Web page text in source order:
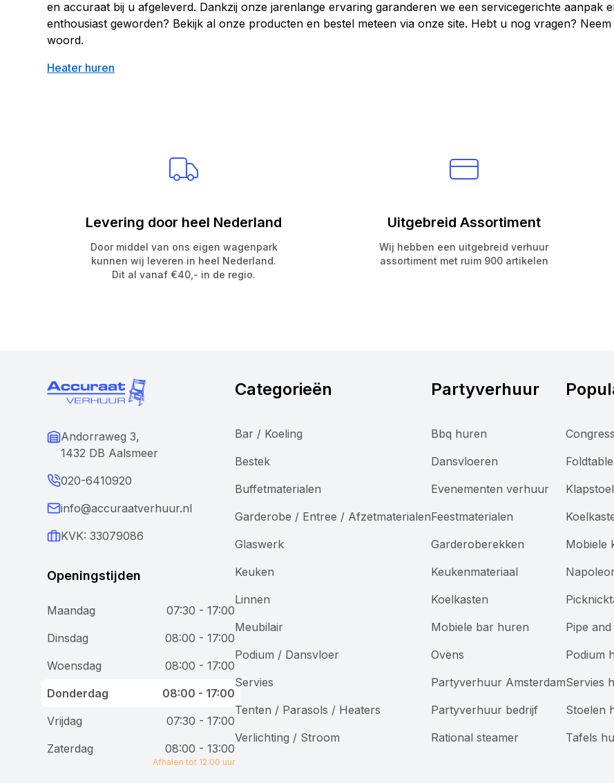
en accuraat bij u afgeleverd. Dankzij onze jarenlange ervaring garanderen we een servicegerichte aanpak
enthousiast geworden? Bekijk al onze producten en bestel meteen via onze site. Hebt u nog vragen?
woord.
Heater huren
Levering door heel Nederland
Door middel van ons eigen wagenpark
kunnen wij leveren in heel Nederland.
Dit al vanaf €40,- in de regio.
Uitgebreid Assortiment
Wij hebben een uitgebreid verhuur
assortiment met ruim 900 artikelen
Andorraweg 3,
1432 DB Aalsmeer
020-6410920
info@accuraatverhuur.nl
KVK: 33079086
Openingstijden
Maandag
07:30 - 17:00
Dinsdag
08:00 - 17:00
Woensdag
08:00 - 17:00
Donderdag
08:00 - 17:00
Vrijdag
07:30 - 17:00
Zaterdag
08:00 - 13:00
Afhalen tot 12:00 uur
Categorieën
Bar / Koeling
Bestek
Buffetmaterialen
Garderobe / Entree / Afzetmaterialen
Glaswerk
Keuken
Linnen
Meubilair
Podium / Dansvloer
Servies
Tenten / Parasols / Heaters
Verlichting / Stroom
Partyverhuur
Bbq huren
Dansvloeren
Evenementen verhuur
Feestmaterialen
Garderoberekken
Keukenmateriaal
Koelkasten
Mobiele bar huren
Ovens
Partyverhuur Amsterdam
Partyverhuur bedrijf
Rational steamer
Mobiele
Pipe
Podium
Servies
Stoelen
Tafels
Wij gebruiken cookies
Bij Accuraat Verhuur maken we gebruik van cookies en
vergelijkbare technologieën voor verschillende
doeleinden. We plaatsen functionele cookies om onze
website goed te laten werken, analytische cookies om
onze dienstverlening te verbeteren, en marketingcookies
om je gepersonaliseerde advertenties te tonen. Je hebt
controle over je voorkeuren en kunt kiezen welke cookies